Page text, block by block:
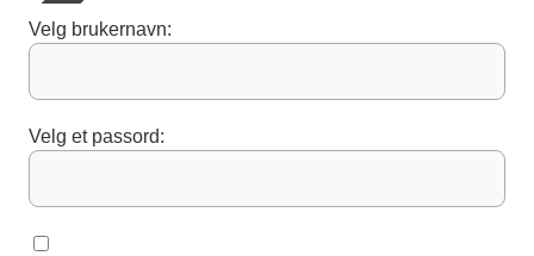
Velg brukernavn:
Velg et passord: